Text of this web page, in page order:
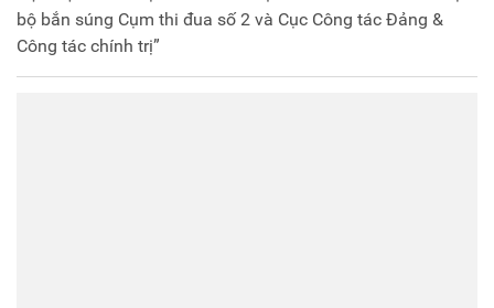
bộ bắn súng Cụm thi đua số 2 và Cục Công tác Đảng &
Công tác chính trị”